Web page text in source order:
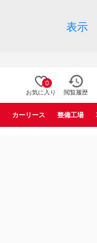
表示
0
お気に入り 閲覧履歴
カーリース 整備工場